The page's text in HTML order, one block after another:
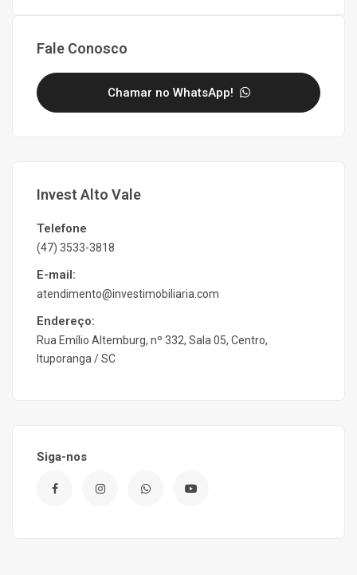
Fale Conosco
Chamar no WhatsApp!
Invest Alto Vale
Telefone
(47) 3533-3818
E-mail:
atendimento@investimobiliaria.com
Endereço:
Rua Emílio Altemburg, nº 332, Sala 05, Centro,
Ituporanga / SC
Siga-nos